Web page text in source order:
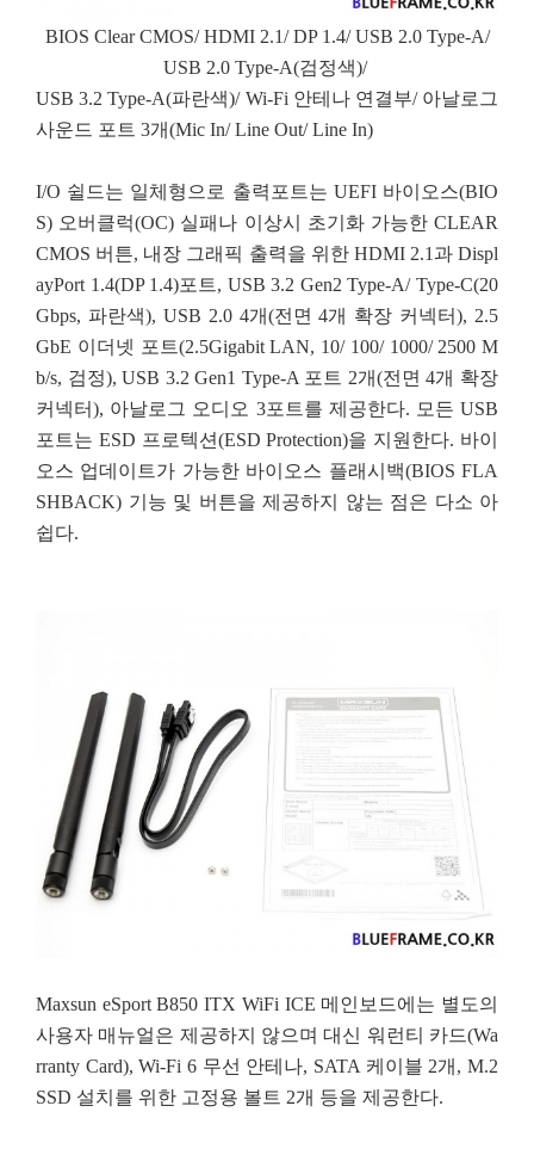
BIOS Clear CMOS/ HDMI 2.1/ DP 1.4/ USB 2.0 Type-A/
USB 2.0 Type-A(검정색)/
USB 3.2 Type-A(파란색)/ Wi-Fi 안테나 연결부/ 아날로그
사운드 포트 3개(Mic In/ Line Out/ Line In)
I/O 쉴드는 일체형으로 출력포트는 UEFI 바이오스(BIO
S) 오버클럭(OC) 실패나 이상시 초기화 가능한 CLEAR
CMOS 버튼, 내장 그래픽 출력을 위한 HDMI 2.1과 Displ
ayPort 1.4(DP 1.4)포트, USB 3.2 Gen2 Type-A/ Type-C(20
Gbps, 파란색), USB 2.0 4개(전면 4개 확장 커넥터), 2.5
GbE 이더넷 포트(2.5Gigabit LAN, 10/ 100/ 1000/ 2500 M
b/s, 검정), USB 3.2 Gen1 Type-A 포트 2개(전면 4개 확장
커넥터), 아날로그 오디오 3포트를 제공한다. 모든 USB
포트는 ESD 프로텍션(ESD Protection)을 지원한다. 바이
오스 업데이트가 가능한 바이오스 플래시백(BIOS FLA
SHBACK) 기능 및 버튼을 제공하지 않는 점은 다소 아
쉽다.
Maxsun eSport B850 ITX WiFi ICE 메인보드에는 별도의
사용자 매뉴얼은 제공하지 않으며 대신 워런티 카드(Wa
rranty Card), Wi-Fi 6 무선 안테나, SATA 케이블 2개, M.2
SSD 설치를 위한 고정용 볼트 2개 등을 제공한다.